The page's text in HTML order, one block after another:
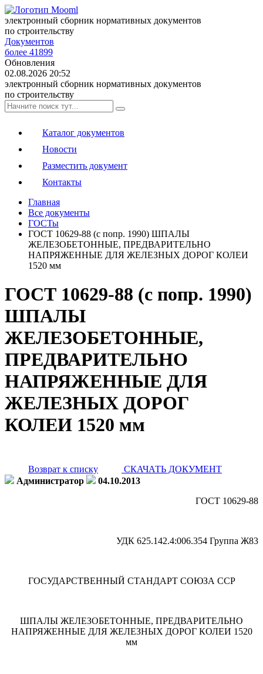
электронный сборник нормативных документов
по строительству
Документов
более 41899
Обновления
02.08.2026 20:52
электронный сборник нормативных документов
по строительству
Каталог документов
Новости
Разместить документ
Контакты
Главная
Все документы
ГОСТы
ГОСТ 10629-88 (с попр. 1990) ШПАЛЫ
ЖЕЛЕЗОБЕТОННЫЕ, ПРЕДВАРИТЕЛЬНО
НАПРЯЖЕННЫЕ ДЛЯ ЖЕЛЕЗНЫХ ДОРОГ КОЛЕИ
1520 мм
ГОСТ 10629-88 (с попр. 1990)
ШПАЛЫ
ЖЕЛЕЗОБЕТОННЫЕ,
ПРЕДВАРИТЕЛЬНО
НАПРЯЖЕННЫЕ ДЛЯ
ЖЕЛЕЗНЫХ ДОРОГ
КОЛЕИ 1520 мм
Возврат к списку
СКАЧАТЬ ДОКУМЕНТ
Администратор
04.10.2013
ГОСТ 10629-88
УДК 625.142.4:006.354 Группа Ж83
ГОСУДАРСТВЕННЫЙ СТАНДАРТ СОЮЗА ССР
ШПАЛЫ ЖЕЛЕЗОБЕТОННЫЕ, ПРЕДВАРИТЕЛЬНО
НАПРЯЖЕННЫЕ ДЛЯ ЖЕЛЕЗНЫХ ДОРОГ КОЛЕИ 1520
мм